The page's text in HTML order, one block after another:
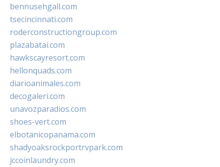
bennusehgall.com
tsecincinnati.com
roderconstructiongroup.com
plazabatai.com
hawkscayresort.com
hellonquads.com
diarioanimales.com
decogaleri.com
unavozparadios.com
shoes-vert.com
elbotanicopanama.com
shadyoaksrockportrvpark.com
jccoinlaundry.com